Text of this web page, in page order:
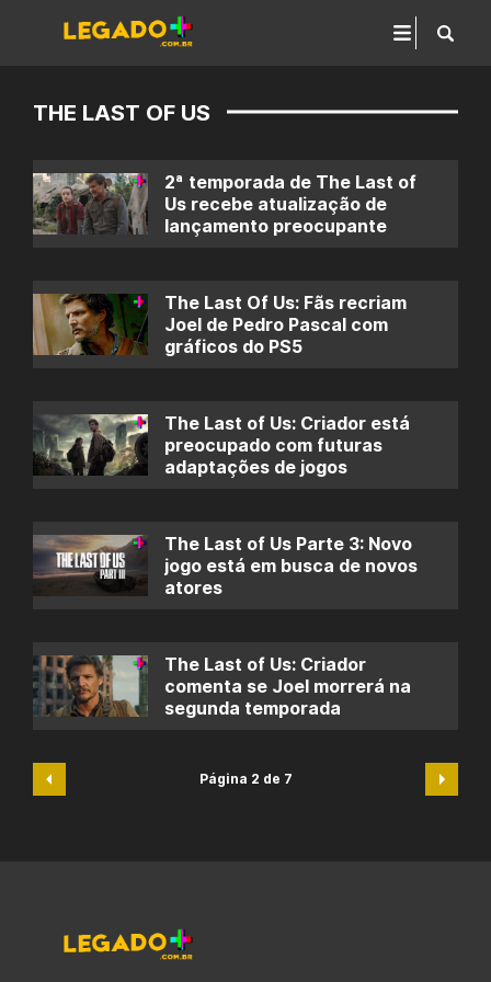
THE LAST OF US
2ª temporada de The Last of
Us recebe atualização de
lançamento preocupante
The Last Of Us: Fãs recriam
Joel de Pedro Pascal com
gráficos do PS5
The Last of Us: Criador está
preocupado com futuras
adaptações de jogos
The Last of Us Parte 3: Novo
jogo está em busca de novos
atores
The Last of Us: Criador
comenta se Joel morrerá na
segunda temporada
Página 2 de 7